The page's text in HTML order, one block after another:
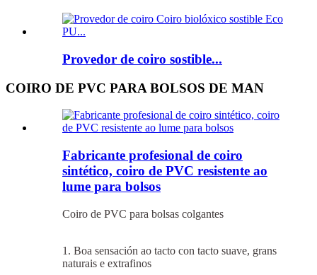
Provedor de coiro sostible...
COIRO DE PVC PARA BOLSOS DE MAN
Fabricante profesional de coiro
sintético, coiro de PVC resistente ao
lume para bolsos
Coiro de PVC para bolsas colgantes
1. Boa sensación ao tacto con tacto suave, grans
naturais e extrafinos